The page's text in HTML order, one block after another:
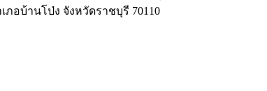
ภอบ้านโป่ง จังหวัดราชบุรี 70110